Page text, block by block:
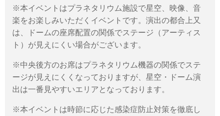
※本イベントはプラネタリウム施設で星空、映像、音
楽をお楽しみいただくイベントです。演出の都合上又
は、ドームの座席配置の関係でステージ（アーティス
ト）が見えにくい場合がございます。
※中央後方のお席はプラネタリウム機器の関係でステ
ージが見えにくくなっておりますが、星空・ドーム演
出は一番見やすいエリアとなっております。
※本イベントは時節に応じた感染症防止対策を徹底し